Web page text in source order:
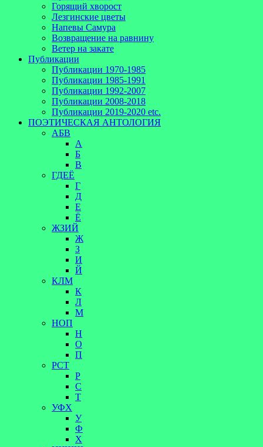
Горящий хворост
Лезгинские цветы
Напевы Самура
Возвращение на равнину
Ветер на закате
Публикации
Публикации 1970-1985
Публикации 1985-1991
Публикации 1992-2007
Публикации 2008-2018
Публикации 2019-2020 etc.
ПОЭТИЧЕСКАЯ АНТОЛОГИЯ
АБВ
А
Б
В
ГДЕЁ
Г
Д
Е
Ё
ЖЗИЙ
Ж
З
И
Й
КЛМ
К
Л
М
НОП
Н
О
П
РСТ
Р
С
Т
УФХ
У
Ф
Х